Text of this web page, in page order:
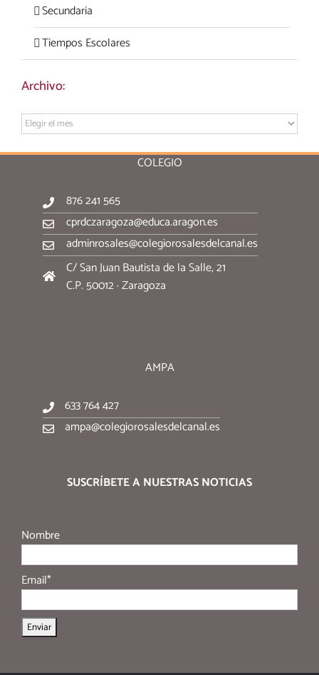
Secundaria
Tiempos Escolares
Archivo:
Archivo:
COLEGIO
876 241 565
cprdczaragoza@educa.aragon.es
adminrosales@colegiorosalesdelcanal.es
C/ San Juan Bautista de la Salle, 21
C.P. 50012 · Zaragoza
AMPA
633 764 427
ampa@colegiorosalesdelcanal.es
SUSCRÍBETE A NUESTRAS NOTICIAS
Nombre
Email*